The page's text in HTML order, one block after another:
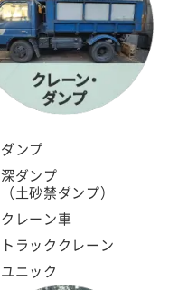
ダンプ
深ダンプ
（土砂禁ダンプ）
クレーン車
トラッククレーン
ユニック